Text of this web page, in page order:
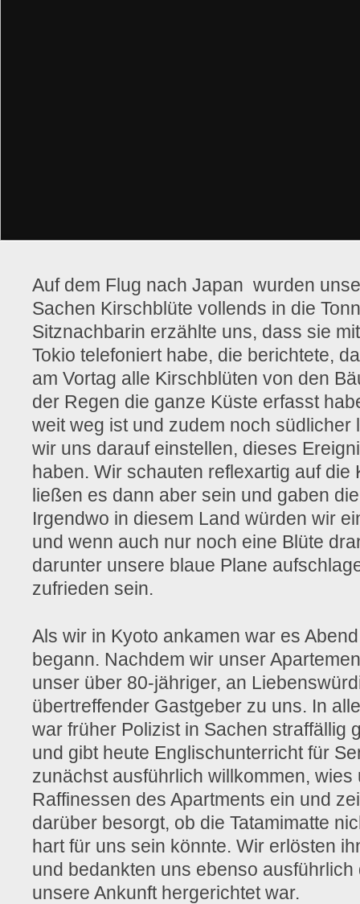
Auf dem Flug nach Japan wurden
Sachen Kirschblüte vollends in die
Sitznachbarin erzählte uns, dass sie
Tokio telefoniert habe, die berichtete,
am Vortag alle Kirschblüten von den
der Regen die ganze Küste erfasst
weit weg ist und zudem noch südlicher
wir uns darauf einstellen, dieses
haben. Wir schauten reflexartig auf die
ließen es dann aber sein und gaben
Irgendwo in diesem Land würden wir
und wenn auch nur noch eine Blüte
darunter unsere blaue Plane
zufrieden sein.
Als wir in Kyoto ankamen war es
begann. Nachdem wir unser
unser über 80-jähriger, an
übertreffender Gastgeber zu uns. In
war früher Polizist in Sachen straffällig
und gibt heute Englischunterricht für
zunächst ausführlich willkommen,
Raffinessen des Apartments ein und
darüber besorgt, ob die Tatamimatte
hart für uns sein könnte. Wir erlösten
und bedankten uns ebenso ausführlich
unsere Ankunft hergerichtet war.